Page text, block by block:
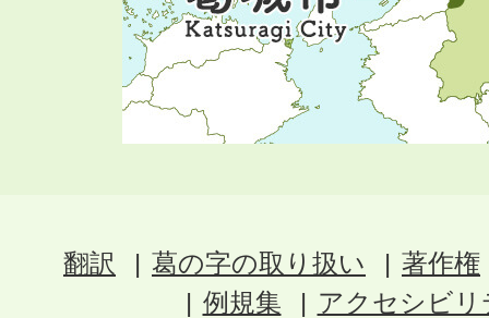
翻訳 葛の字の取り扱い
著作権
例規集
アクセシビ